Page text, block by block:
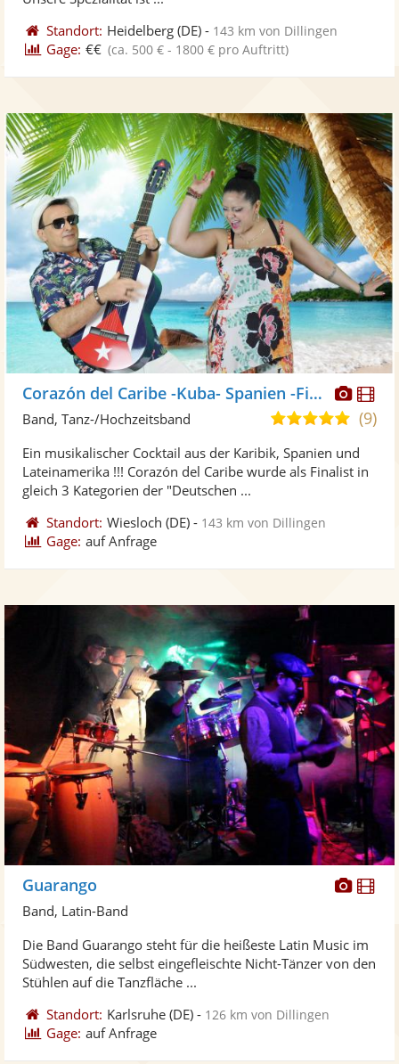
Standort: Heidelberg (DE) - 143 km von Dillingen
Gage: €€ (ca. 500 € - 1800 € pro Auftritt)
Fotos
Corazón del Caribe -Kuba- Spanien -Fiesta - Karibik
5,0
5
(9)
Band, Tanz-/Hochzeitsband
Ein musikalischer Cocktail aus der Karibik, Spanien und
Lateinamerika !!! Corazón del Caribe wurde als Finalist in
gleich 3 Kategorien der "Deutschen ...
Standort: Wiesloch (DE) - 143 km von Dillingen
Gage: auf Anfrage
Fotos
Guarango
Band, Latin-Band
Die Band Guarango steht für die heißeste Latin Music im
Südwesten, die selbst eingefleischte Nicht-Tänzer von den
Stühlen auf die Tanzfläche ...
Standort: Karlsruhe (DE) - 126 km von Dillingen
Gage: auf Anfrage